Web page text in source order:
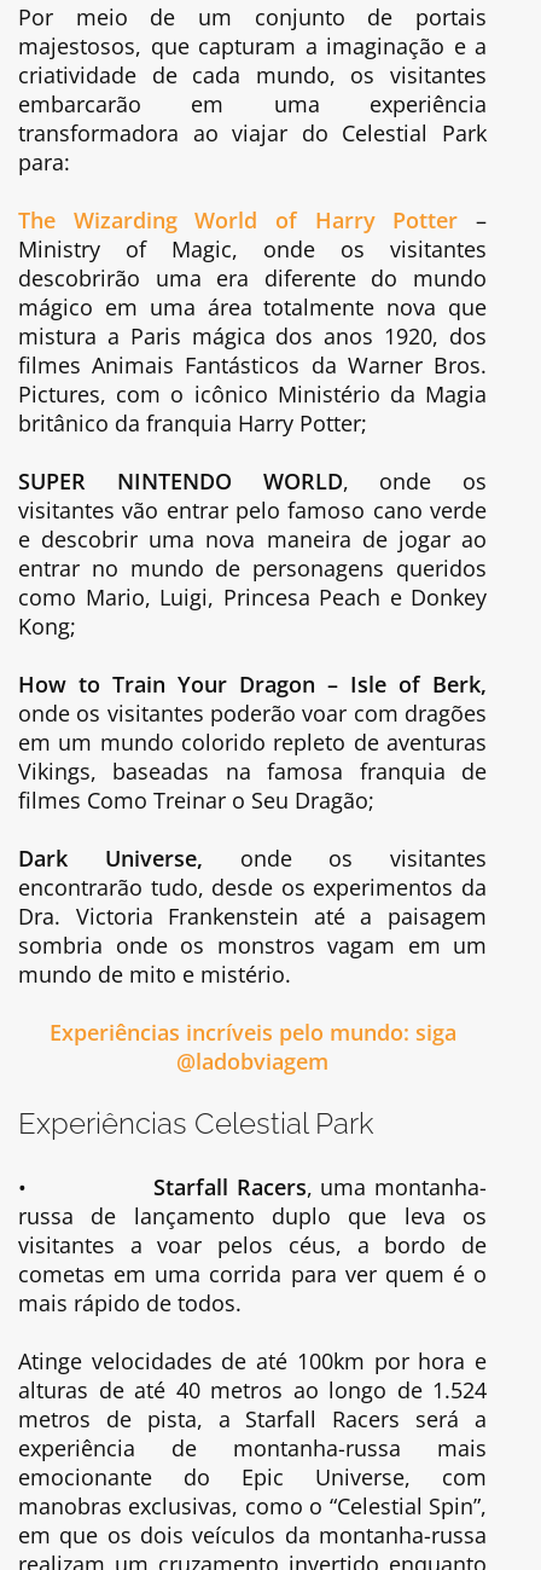
Por meio de um conjunto de portais
majestosos, que capturam a imaginação e a
criatividade de cada mundo, os visitantes
embarcarão em uma experiência
transformadora ao viajar do Celestial Park
para:
The Wizarding World of Harry Potter –
Ministry of Magic, onde os visitantes
descobrirão uma era diferente do mundo
mágico em uma área totalmente nova que
mistura a Paris mágica dos anos 1920, dos
filmes Animais Fantásticos da Warner Bros.
Pictures, com o icônico Ministério da Magia
britânico da franquia Harry Potter;
SUPER NINTENDO WORLD, onde os
visitantes vão entrar pelo famoso cano verde
e descobrir uma nova maneira de jogar ao
entrar no mundo de personagens queridos
como Mario, Luigi, Princesa Peach e Donkey
Kong;
How to Train Your Dragon – Isle of Berk,
onde os visitantes poderão voar com dragões
em um mundo colorido repleto de aventuras
Vikings, baseadas na famosa franquia de
filmes Como Treinar o Seu Dragão;
Dark Universe, onde os visitantes
encontrarão tudo, desde os experimentos da
Dra. Victoria Frankenstein até a paisagem
sombria onde os monstros vagam em um
mundo de mito e mistério.
Experiências incríveis pelo mundo: siga
@ladobviagem
Experiências Celestial Park
• Starfall Racers, uma montanha-
russa de lançamento duplo que leva os
visitantes a voar pelos céus, a bordo de
cometas em uma corrida para ver quem é o
mais rápido de todos.
Atinge velocidades de até 100km por hora e
alturas de até 40 metros ao longo de 1.524
metros de pista, a Starfall Racers será a
experiência de montanha-russa mais
emocionante do Epic Universe, com
manobras exclusivas, como o “Celestial Spin”,
em que os dois veículos da montanha-russa
realizam um cruzamento invertido enquanto